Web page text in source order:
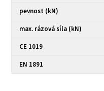
pevnost (kN)
max. rázová síla (kN)
CE 1019
EN 1891